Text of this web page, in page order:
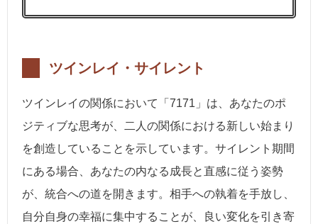
ツインレイ・サイレント
ツインレイの関係において「7171」は、あなたのポ
ジティブな思考が、二人の関係における新しい始まり
を創造していることを示しています。サイレント期間
にある場合、あなたの内なる成長と直感に従う姿勢
が、統合への道を開きます。相手への執着を手放し、
自分自身の幸福に集中することが、良い変化を引き寄